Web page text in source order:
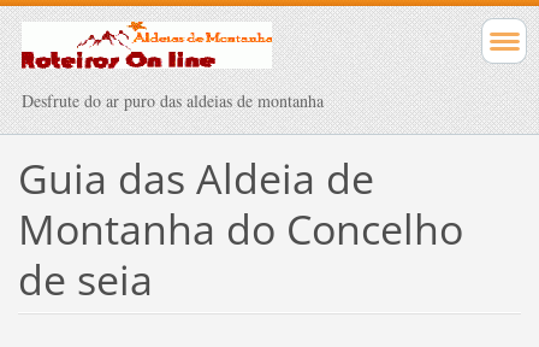
Desfrute do ar puro das aldeias de montanha
Guia das Aldeia de
Montanha do Concelho
de seia